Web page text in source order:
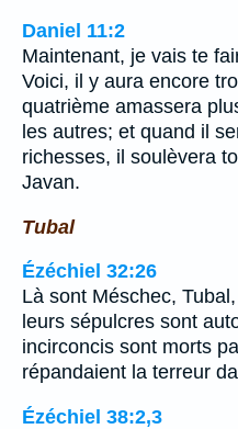
Daniel 11:2
Maintenant, je vais te
Voici, il y aura encore
quatrième amassera
les autres; et quand il
richesses, il soulèvera
Javan.
Tubal
Ézéchiel 32:26
Là sont Méschec,
leurs sépulcres sont
incirconcis sont morts
répandaient la terreur
Ézéchiel 38:2,3